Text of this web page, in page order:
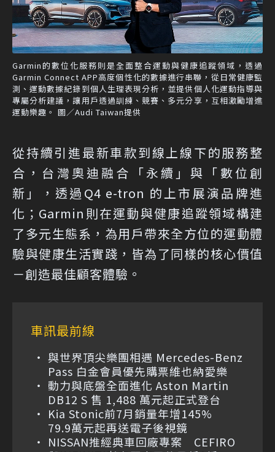
Garmin的數位化服務則是全面整合運動與健康追蹤領域，透過
Garmin Connect APP高度個性化的數據進行串聯，從日常健康監
測、運動數據紀錄到個人生理表現分析，並提供個人化運動指導與
專屬分析建議，讓用戶透過訓練、競賽、多元分享，互相激勵增進
運動樂趣。 圖／Audi Taiwan提供
從持續引進最新車款到線上線下的服務整
合，台灣奧迪融合「永續」與「數位創
新」，透過Q4 e-tron 的上市展演品牌進
化；Garmin則在運動與健康追蹤領域構建
了多元生態系，為用戶帶來全方位的運動體
驗與健康生活實踐，皆為了同樣的核心價值
－創造最佳顧客體驗。
車訊最前線
與世界頂尖樂團相遇 Mercedes-Benz
Pass 白金會員優先購票維也納愛樂
動力與底盤全面進化 Aston Martin
DB12 S 售 1,488 萬元起正式登台
Kia Stonic前7月銷量年增145%
79.9萬元起再送電子後視鏡
NISSAN推經典車回廠專案 CEFIRO